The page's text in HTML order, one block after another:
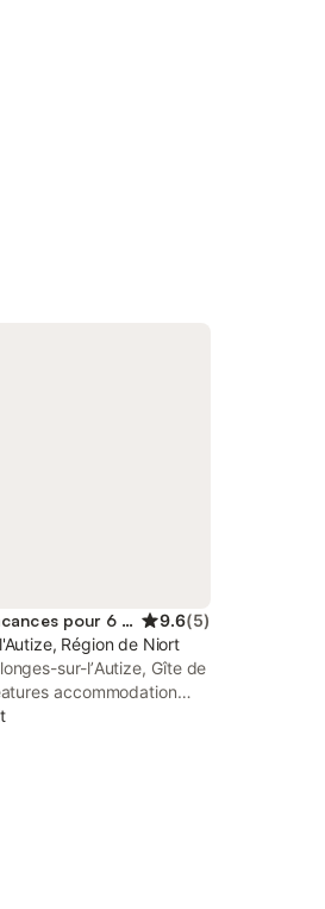
Location de vacances pour 6 personnes 9.6(5)
Région de Niort
sur-lʼAutize, Gîte de
accommodation
a terrace and pool